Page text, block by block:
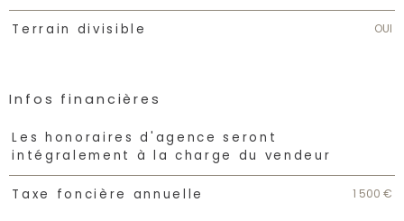
Terrain divisible OUI
Infos financières
Caractéristiques Valeurs
Les honoraires d'agence seront
intégralement à la charge du vendeur
Taxe foncière annuelle 1 500 €